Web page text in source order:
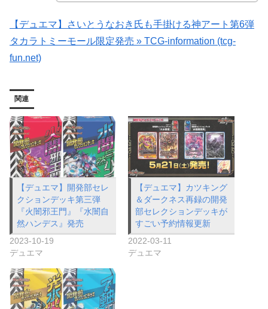
【デュエマ】さいとうなおき氏も手掛ける神アート第6弾
タカラトミーモール限定発売 » TCG-information (tcg-
fun.net)
関連
【デュエマ】開発部セレ
クションデッキ第三弾
『火闇邪王門』『水闇自
然ハンデス』発売
2023-10-19
デュエマ
【デュエマ】カツキング
＆ダークネス再録の開発
部セレクションデッキが
すごい予約情報更新
2022-03-11
デュエマ